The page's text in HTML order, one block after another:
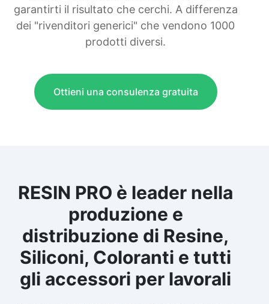
garantirti il risultato che cerchi. A differenza
dei "rivenditori generici" che vendono 1000
prodotti diversi.
Ottieni una consulenza gratuita
RESIN PRO è leader nella
produzione e
distribuzione di Resine,
Siliconi, Coloranti e tutti
gli accessori per lavorali